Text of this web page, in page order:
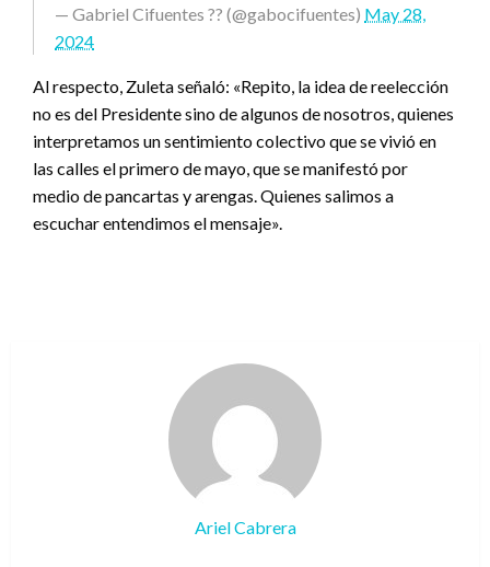
— Gabriel Cifuentes ?? (@gabocifuentes) May 28,
2024
Al respecto, Zuleta señaló: «Repito, la idea de reelección
no es del Presidente sino de algunos de nosotros, quienes
interpretamos un sentimiento colectivo que se vivió en
las calles el primero de mayo, que se manifestó por
medio de pancartas y arengas. Quienes salimos a
escuchar entendimos el mensaje».
Ariel Cabrera